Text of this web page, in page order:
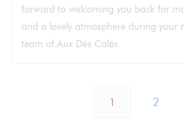
forward to welcoming you back for
and a lovely atmosphere during your
team of Aux Dés Calés.
1 2